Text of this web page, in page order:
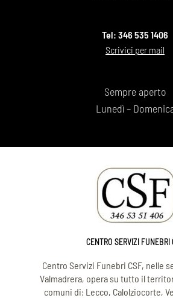
Tel: 346 535 1406
Scrivici per mail
Sempre aperto
Lunedì –
CENTRO SERVIZI FUNEBRI
Centro Servizi Funebri CSF, nelle
Valmadrera, opera su tutto il
comuni di: Lecco, Calolziocorte,